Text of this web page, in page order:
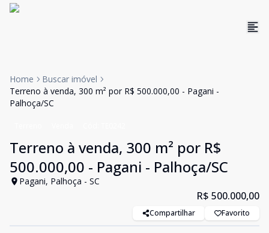
Home
Buscar imóvel
Terreno à venda, 300 m² por R$ 500.000,00 - Pagani -
Palhoça/SC
Terreno à venda, 300 m² por R$
500.000,00 - Pagani - Palhoça/SC
Pagani, Palhoça - SC
R$ 500.000,00
Compartilhar Favorito